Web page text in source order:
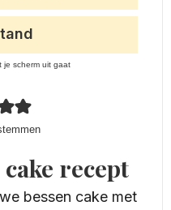
je scherm uit gaat
recept
bessen cake met